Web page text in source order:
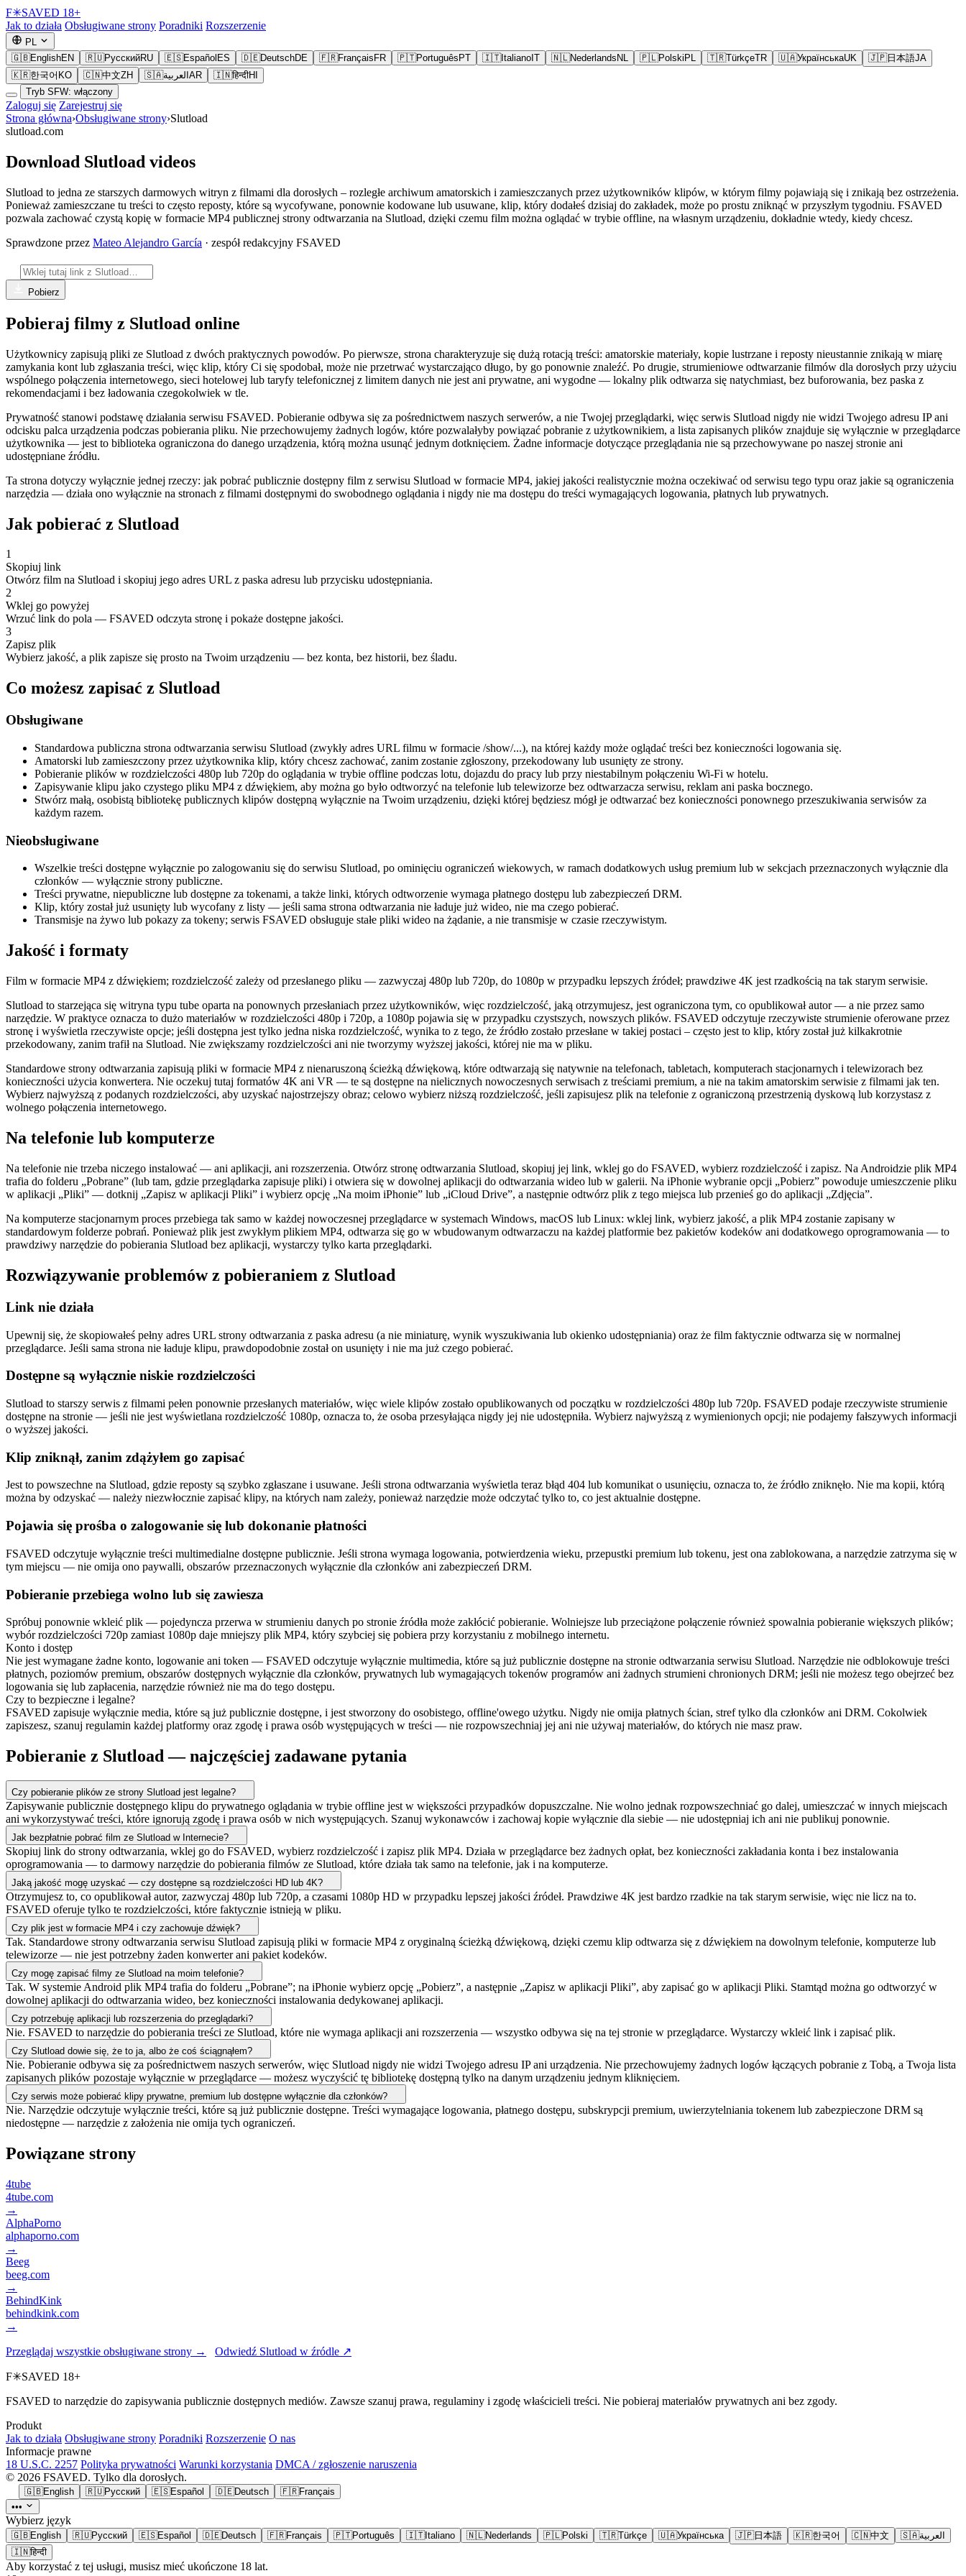
F✳SAVED 18+
Jak to działa Obsługiwane strony Poradniki Rozszerzenie
PL
🇬🇧EnglishEN 🇷🇺РусскийRU 🇪🇸Español ES 🇩🇪DeutschDE 🇫🇷Français FR 🇵🇹Português PT 🇮🇹Italiano IT 🇳🇱Nederlands NL 🇵🇱Polski PL 🇹🇷TürkçeTR 🇺🇦УкраїнськаUK 🇯🇵日本語JA
🇰🇷한국어 KO 🇨🇳中文ZH 🇸🇦العربية AR 🇮🇳हिन्दीHI
Tryb SFW: włączony
Zaloguj się Zarejestruj się
Strona główna›Obsługiwane strony›Slutload
slutload.com
Download Slutload videos
Slutload to jedna ze starszych darmowych witryn z filmami dla dorosłych – rozległe archiwum amatorskich i zamieszczanych przez użytkowników klipów, w którym filmy pojawiają się i znikają bez ostrzeżenia.
Ponieważ zamieszczane tu treści to często reposty, które są wycofywane, ponownie kodowane lub usuwane, klip, który dodałeś dzisiaj do zakładek, może po prostu zniknąć w przyszłym tygodniu. FSAVED
pozwala zachować czystą kopię w formacie MP4 publicznej strony odtwarzania na Slutload, dzięki czemu film można oglądać w trybie offline, na własnym urządzeniu, dokładnie wtedy, kiedy chcesz.
Sprawdzone przez Mateo Alejandro García · zespół redakcyjny FSAVED
Pobierz
Pobieraj filmy z Slutload online
Użytkownicy zapisują pliki ze Slutload z dwóch praktycznych powodów. Po pierwsze, strona charakteryzuje się dużą rotacją treści: amatorskie materiały, kopie lustrzane i reposty nieustannie znikają w miarę
zamykania kont lub zgłaszania treści, więc klip, który Ci się spodobał, może nie przetrwać wystarczająco długo, by go ponownie znaleźć. Po drugie, strumieniowe odtwarzanie filmów dla dorosłych przy użyciu
wspólnego połączenia internetowego, sieci hotelowej lub taryfy telefonicznej z limitem danych nie jest ani prywatne, ani wygodne — lokalny plik odtwarza się natychmiast, bez buforowania, bez paska z
rekomendacjami i bez ładowania czegokolwiek w tle.
Prywatność stanowi podstawę działania serwisu FSAVED. Pobieranie odbywa się za pośrednictwem naszych serwerów, a nie Twojej przeglądarki, więc serwis Slutload nigdy nie widzi Twojego adresu IP ani
odcisku palca urządzenia podczas pobierania pliku. Nie przechowujemy żadnych logów, które pozwalałyby powiązać pobranie z użytkownikiem, a lista zapisanych plików znajduje się wyłącznie w przeglądarce
użytkownika — jest to biblioteka ograniczona do danego urządzenia, którą można usunąć jednym dotknięciem. Żadne informacje dotyczące przeglądania nie są przechowywane po naszej stronie ani
udostępniane źródłu.
Ta strona dotyczy wyłącznie jednej rzeczy: jak pobrać publicznie dostępny film z serwisu Slutload w formacie MP4, jakiej jakości realistycznie można oczekiwać od serwisu tego typu oraz jakie są ograniczenia
narzędzia — działa ono wyłącznie na stronach z filmami dostępnymi do swobodnego oglądania i nigdy nie ma dostępu do treści wymagających logowania, płatnych lub prywatnych.
Jak pobierać z Slutload
1
Skopiuj link
Otwórz film na Slutload i skopiuj jego adres URL z paska adresu lub przycisku udostępniania.
2
Wklej go powyżej
Wrzuć link do pola — FSAVED odczyta stronę i pokaże dostępne jakości.
3
Zapisz plik
Wybierz jakość, a plik zapisze się prosto na Twoim urządzeniu — bez konta, bez historii, bez śladu.
Co możesz zapisać z Slutload
Obsługiwane
Standardowa publiczna strona odtwarzania serwisu Slutload (zwykły adres URL filmu w formacie /show/...), na której każdy może oglądać treści bez konieczności logowania się.
Amatorski lub zamieszczony przez użytkownika klip, który chcesz zachować, zanim zostanie zgłoszony, przekodowany lub usunięty ze strony.
Pobieranie plików w rozdzielczości 480p lub 720p do oglądania w trybie offline podczas lotu, dojazdu do pracy lub przy niestabilnym połączeniu Wi-Fi w hotelu.
Zapisywanie klipu jako czystego pliku MP4 z dźwiękiem, aby można go było odtworzyć na telefonie lub telewizorze bez odtwarzacza serwisu, reklam ani paska bocznego.
Stwórz małą, osobistą bibliotekę publicznych klipów dostępną wyłącznie na Twoim urządzeniu, dzięki której będziesz mógł je odtwarzać bez konieczności ponownego przeszukiwania serwisów za
każdym razem.
Nieobsługiwane
Wszelkie treści dostępne wyłącznie po zalogowaniu się do serwisu Slutload, po ominięciu ograniczeń wiekowych, w ramach dodatkowych usług premium lub w sekcjach przeznaczonych wyłącznie dla
członków — wyłącznie strony publiczne.
Treści prywatne, niepubliczne lub dostępne za tokenami, a także linki, których odtworzenie wymaga płatnego dostępu lub zabezpieczeń DRM.
Klip, który został już usunięty lub wycofany z listy — jeśli sama strona odtwarzania nie ładuje już wideo, nie ma czego pobierać.
Transmisje na żywo lub pokazy za tokeny; serwis FSAVED obsługuje stałe pliki wideo na żądanie, a nie transmisje w czasie rzeczywistym.
Jakość i formaty
Film w formacie MP4 z dźwiękiem; rozdzielczość zależy od przesłanego pliku — zazwyczaj 480p lub 720p, do 1080p w przypadku lepszych źródeł; prawdziwe 4K jest rzadkością na tak starym serwisie.
Slutload to starzejąca się witryna typu tube oparta na ponownych przesłaniach przez użytkowników, więc rozdzielczość, jaką otrzymujesz, jest ograniczona tym, co opublikował autor — a nie przez samo
narzędzie. W praktyce oznacza to dużo materiałów w rozdzielczości 480p i 720p, a 1080p pojawia się w przypadku czystszych, nowszych plików. FSAVED odczytuje rzeczywiste strumienie oferowane przez
stronę i wyświetla rzeczywiste opcje; jeśli dostępna jest tylko jedna niska rozdzielczość, wynika to z tego, że źródło zostało przesłane w takiej postaci – często jest to klip, który został już kilkakrotnie
przekodowany, zanim trafił na Slutload. Nie zwiększamy rozdzielczości ani nie tworzymy wyższej jakości, której nie ma w pliku.
Standardowe strony odtwarzania zapisują pliki w formacie MP4 z nienaruszoną ścieżką dźwiękową, które odtwarzają się natywnie na telefonach, tabletach, komputerach stacjonarnych i telewizorach bez
konieczności użycia konwertera. Nie oczekuj tutaj formatów 4K ani VR — te są dostępne na nielicznych nowoczesnych serwisach z treściami premium, a nie na takim amatorskim serwisie z filmami jak ten.
Wybierz najwyższą z podanych rozdzielczości, aby uzyskać najostrzejszy obraz; celowo wybierz niższą rozdzielczość, jeśli zapisujesz plik na telefonie z ograniczoną przestrzenią dyskową lub korzystasz z
wolnego połączenia internetowego.
Na telefonie lub komputerze
Na telefonie nie trzeba niczego instalować — ani aplikacji, ani rozszerzenia. Otwórz stronę odtwarzania Slutload, skopiuj jej link, wklej go do FSAVED, wybierz rozdzielczość i zapisz. Na Androidzie plik MP4
trafia do folderu „Pobrane” (lub tam, gdzie przeglądarka zapisuje pliki) i otwiera się w dowolnej aplikacji do odtwarzania wideo lub w galerii. Na iPhonie wybranie opcji „Pobierz” powoduje umieszczenie pliku
w aplikacji „Pliki” — dotknij „Zapisz w aplikacji Pliki” i wybierz opcję „Na moim iPhonie” lub „iCloud Drive”, a następnie odtwórz plik z tego miejsca lub przenieś go do aplikacji „Zdjęcia”.
Na komputerze stacjonarnym proces przebiega tak samo w każdej nowoczesnej przeglądarce w systemach Windows, macOS lub Linux: wklej link, wybierz jakość, a plik MP4 zostanie zapisany w
standardowym folderze pobrań. Ponieważ plik jest zwykłym plikiem MP4, odtwarza się go w wbudowanym odtwarzaczu na każdej platformie bez pakietów kodeków ani dodatkowego oprogramowania — to
prawdziwy narzędzie do pobierania Slutload bez aplikacji, wystarczy tylko karta przeglądarki.
Rozwiązywanie problemów z pobieraniem z Slutload
Link nie działa
Upewnij się, że skopiowałeś pełny adres URL strony odtwarzania z paska adresu (a nie miniaturę, wynik wyszukiwania lub okienko udostępniania) oraz że film faktycznie odtwarza się w normalnej
przeglądarce. Jeśli sama strona nie ładuje klipu, prawdopodobnie został on usunięty i nie ma już czego pobierać.
Dostępne są wyłącznie niskie rozdzielczości
Slutload to starszy serwis z filmami pełen ponownie przesłanych materiałów, więc wiele klipów zostało opublikowanych od początku w rozdzielczości 480p lub 720p. FSAVED podaje rzeczywiste strumienie
dostępne na stronie — jeśli nie jest wyświetlana rozdzielczość 1080p, oznacza to, że osoba przesyłająca nigdy jej nie udostępniła. Wybierz najwyższą z wymienionych opcji; nie podajemy fałszywych informacji
o wyższej jakości.
Klip zniknął, zanim zdążyłem go zapisać
Jest to powszechne na Slutload, gdzie reposty są szybko zgłaszane i usuwane. Jeśli strona odtwarzania wyświetla teraz błąd 404 lub komunikat o usunięciu, oznacza to, że źródło zniknęło. Nie ma kopii, którą
można by odzyskać — należy niezwłocznie zapisać klipy, na których nam zależy, ponieważ narzędzie może odczytać tylko to, co jest aktualnie dostępne.
Pojawia się prośba o zalogowanie się lub dokonanie płatności
FSAVED odczytuje wyłącznie treści multimedialne dostępne publicznie. Jeśli strona wymaga logowania, potwierdzenia wieku, przepustki premium lub tokenu, jest ona zablokowana, a narzędzie zatrzyma się w
tym miejscu — nie omija ono paywalli, obszarów przeznaczonych wyłącznie dla członków ani zabezpieczeń DRM.
Pobieranie przebiega wolno lub się zawiesza
Spróbuj ponownie wkleić plik — pojedyncza przerwa w strumieniu danych po stronie źródła może zakłócić pobieranie. Wolniejsze lub przeciążone połączenie również spowalnia pobieranie większych plików;
wybór rozdzielczości 720p zamiast 1080p daje mniejszy plik MP4, który szybciej się pobiera przy korzystaniu z mobilnego internetu.
Konto i dostęp
Nie jest wymagane żadne konto, logowanie ani token — FSAVED odczytuje wyłącznie multimedia, które są już publicznie dostępne na stronie odtwarzania serwisu Slutload. Narzędzie nie odblokowuje treści
płatnych, poziomów premium, obszarów dostępnych wyłącznie dla członków, prywatnych lub wymagających tokenów programów ani żadnych strumieni chronionych DRM; jeśli nie możesz tego obejrzeć bez
logowania się lub zapłacenia, narzędzie również nie ma do tego dostępu.
Czy to bezpieczne i legalne?
FSAVED zapisuje wyłącznie media, które są już publicznie dostępne, i jest stworzony do osobistego, offline'owego użytku. Nigdy nie omija płatnych ścian, stref tylko dla członków ani DRM. Cokolwiek
zapiszesz, szanuj regulamin każdej platformy oraz zgodę i prawa osób występujących w treści — nie rozpowszechniaj jej ani nie używaj materiałów, do których nie masz praw.
Pobieranie z Slutload — najczęściej zadawane pytania
Czy pobieranie plików ze strony Slutload jest legalne?
Zapisywanie publicznie dostępnego klipu do prywatnego oglądania w trybie offline jest w większości przypadków dopuszczalne. Nie wolno jednak rozpowszechniać go dalej, umieszczać w innych miejscach
ani wykorzystywać treści, które ignorują zgodę i prawa osób w nich występujących. Szanuj wykonawców i zachowaj kopie wyłącznie dla siebie — nie udostępniaj ich ani nie publikuj ponownie.
Jak bezpłatnie pobrać film ze Slutload w Internecie?
Skopiuj link do strony odtwarzania, wklej go do FSAVED, wybierz rozdzielczość i zapisz plik MP4. Działa w przeglądarce bez żadnych opłat, bez konieczności zakładania konta i bez instalowania
oprogramowania — to darmowy narzędzie do pobierania filmów ze Slutload, które działa tak samo na telefonie, jak i na komputerze.
Jaką jakość mogę uzyskać — czy dostępne są rozdzielczości HD lub 4K?
Otrzymujesz to, co opublikował autor, zazwyczaj 480p lub 720p, a czasami 1080p HD w przypadku lepszej jakości źródeł. Prawdziwe 4K jest bardzo rzadkie na tak starym serwisie, więc nie licz na to.
FSAVED oferuje tylko te rozdzielczości, które faktycznie istnieją w pliku.
Czy plik jest w formacie MP4 i czy zachowuje dźwięk?
Tak. Standardowe strony odtwarzania serwisu Slutload zapisują pliki w formacie MP4 z oryginalną ścieżką dźwiękową, dzięki czemu klip odtwarza się z dźwiękiem na dowolnym telefonie, komputerze lub
telewizorze — nie jest potrzebny żaden konwerter ani pakiet kodeków.
Czy mogę zapisać filmy ze Slutload na moim telefonie?
Tak. W systemie Android plik MP4 trafia do folderu „Pobrane”; na iPhonie wybierz opcję „Pobierz”, a następnie „Zapisz w aplikacji Pliki”, aby zapisać go w aplikacji Pliki. Stamtąd można go odtworzyć w
dowolnej aplikacji do odtwarzania wideo, bez konieczności instalowania dedykowanej aplikacji.
Czy potrzebuję aplikacji lub rozszerzenia do przeglądarki?
Nie. FSAVED to narzędzie do pobierania treści ze Slutload, które nie wymaga aplikacji ani rozszerzenia — wszystko odbywa się na tej stronie w przeglądarce. Wystarczy wkleić link i zapisać plik.
Czy Slutload dowie się, że to ja, albo że coś ściągnąłem?
Nie. Pobieranie odbywa się za pośrednictwem naszych serwerów, więc Slutload nigdy nie widzi Twojego adresu IP ani urządzenia. Nie przechowujemy żadnych logów łączących pobranie z Tobą, a Twoja lista
zapisanych plików pozostaje wyłącznie w przeglądarce — możesz wyczyścić tę bibliotekę dostępną tylko na danym urządzeniu jednym kliknięciem.
Czy serwis może pobierać klipy prywatne, premium lub dostępne wyłącznie dla członków?
Nie. Narzędzie odczytuje wyłącznie treści, które są już publicznie dostępne. Treści wymagające logowania, płatnego dostępu, subskrypcji premium, uwierzytelniania tokenem lub zabezpieczone DRM są
niedostępne — narzędzie z założenia nie omija tych ograniczeń.
Powiązane strony
4tube
4tube.com
→
AlphaPorno
alphaporno.com
→
Beeg
beeg.com
→
BehindKink
behindkink.com
→
Przeglądaj wszystkie obsługiwane strony → Odwiedź Slutload w źródle ↗
F✳SAVED 18+
FSAVED to narzędzie do zapisywania publicznie dostępnych mediów. Zawsze szanuj prawa, regulaminy i zgodę właścicieli treści. Nie pobieraj materiałów prywatnych ani bez zgody.
Produkt
Jak to działa Obsługiwane strony Poradniki Rozszerzenie O nas
Informacje prawne
18 U.S.C. 2257 Polityka prywatności Warunki korzystania DMCA / zgłoszenie naruszenia
© 2026 FSAVED. Tylko dla dorosłych.
🇬🇧English 🇷🇺Русский 🇪🇸Español 🇩🇪Deutsch 🇫🇷Français
•••
Wybierz język
🇬🇧English 🇷🇺Русский 🇪🇸Español 🇩🇪Deutsch 🇫🇷Français 🇵🇹Português 🇮🇹Italiano 🇳🇱Nederlands 🇵🇱Polski 🇹🇷Türkçe 🇺🇦Українська 🇯🇵日本語 🇰🇷한국어 🇨🇳中文 🇸🇦العربية
🇮🇳हिन्दी
Aby korzystać z tej usługi, musisz mieć ukończone 18 lat.